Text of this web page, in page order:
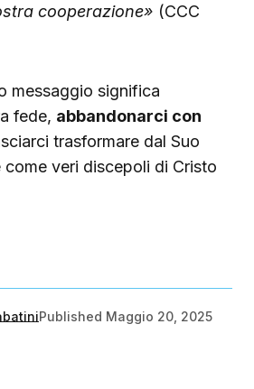
cooperazione» (CCC
messaggio significa
fede, abbandonarci con
trasformare dal Suo
come veri discepoli di Cristo
Published Maggio 20, 2025